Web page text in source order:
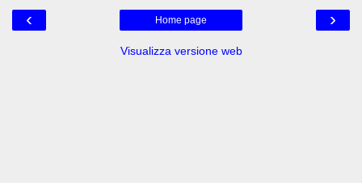
‹ ›
Home page
Visualizza versione web